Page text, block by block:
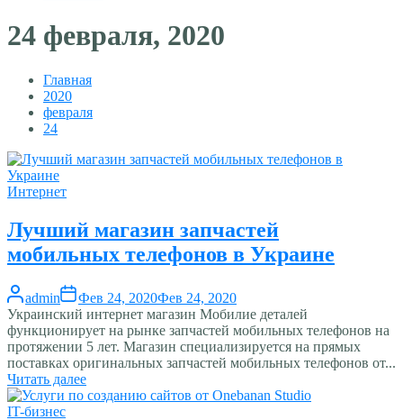
24 февраля, 2020
Главная
2020
февраля
24
Интернет
Лучший магазин запчастей
мобильных телефонов в Украине
admin Фев 24, 2020Фев 24, 2020
Украинский интернет магазин Мобилие деталей
функционирует на рынке запчастей мобильных телефонов на
протяжении 5 лет. Магазин специализируется на прямых
поставках оригинальных запчастей мобильных телефонов от...
Читать далее
IT-бизнес